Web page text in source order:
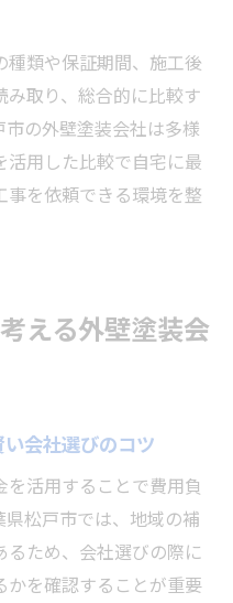
種類や保証期間、施工後
取り、総合的に比較す
の外壁塗装会社は多様
用した比較で自宅に最
を依頼できる環境を整
える外壁塗装会
会社選びのコツ
活用することで費用負
松戸市では、地域の補
ため、会社選びの際に
かを確認することが重要